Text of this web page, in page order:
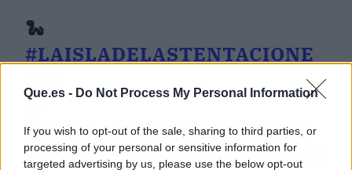
Que.es - Do Not Process My Personal Information
If you wish to opt-out of the sale, sharing to third parties, or
processing of your personal or sensitive information for
targeted advertising by us, please use the below opt-out
🐍
#LAISLADELASTENTACIONE
🔵
HTTPS://T.CO/UU1HRZE4BS
PIC.TWITTER.COM/GHPZXNS